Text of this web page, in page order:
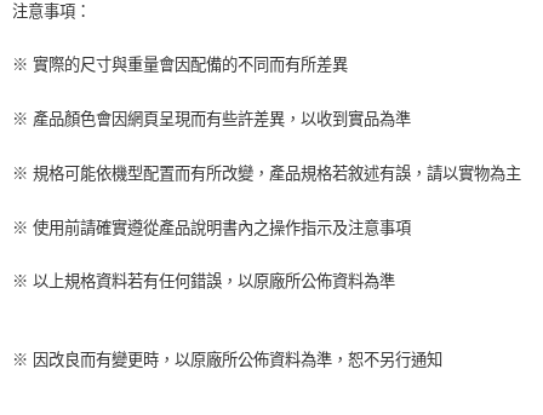
注意事項：
※ 實際的尺寸與重量會因配備的不同而有所差異
※ 產品顏色會因網頁呈現而有些許差異，以收到實品為準
※ 規格可能依機型配置而有所改變，產品規格若敘述有誤，請以實物為主
※ 使用前請確實遵從產品說明書內之操作指示及注意事項
※ 以上規格資料若有任何錯誤，以原廠所公佈資料為準
※ 因改良而有變更時，以原廠所公佈資料為準，恕不另行通知